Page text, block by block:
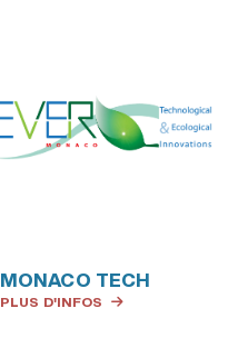
MONACO TECH
PLUS D'INFOS